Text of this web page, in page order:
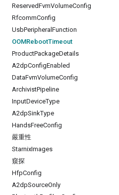
ReservedFvmVolumeConfig
RfcommConfig
UsbPeripheral Function
OOMRebootTimeout
ProductPackageDetails
A2dpConfigEnabled
DataFvmVolumeConfig
ArchivistPipeline
InputDeviceType
A2dpSinkType
HandsFreeConfig
嚴重性
StarnixImages
窺探
HfpConfig
A2dpSourceOnly